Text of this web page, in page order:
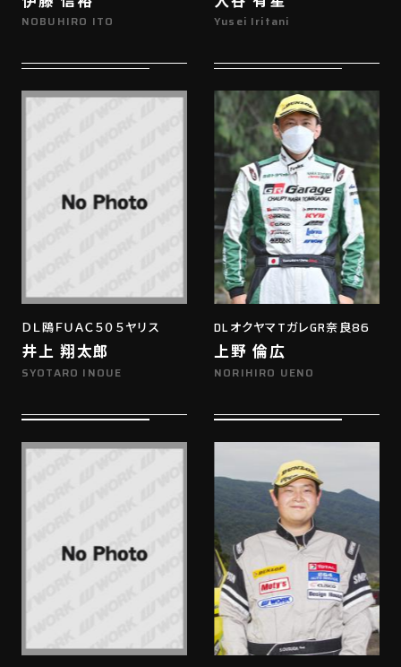
NOBUHIRO ITO Yusei Iritani
ＤＬ鴎ＦＵＡＣ５０５ヤリス
井上 翔太郎
SYOTARO INOUE
DLオクヤマTガレGR奈良86
上野 倫広
NORIHIRO UENO